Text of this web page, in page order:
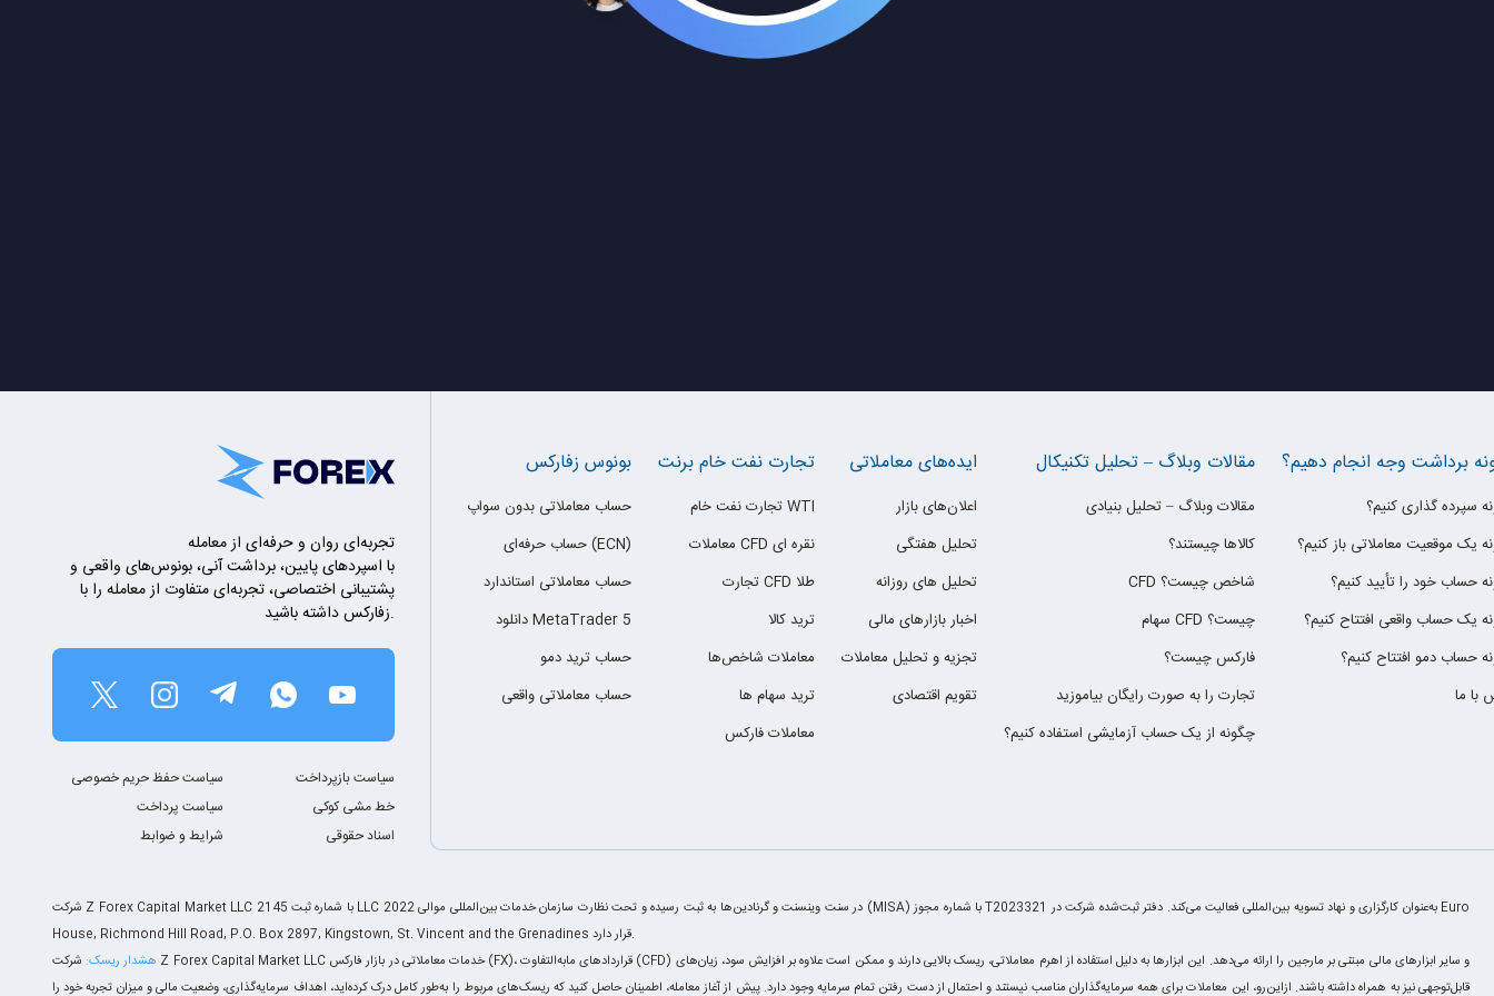
تجربه‌ای روان و حرفه‌ای از معامله
با اسپردهای پایین، برداشت آنی، بونوس‌های واقعی و
پشتیبانی اختصاصی، تجربه‌ای متفاوت از معامله را با
زفارکس داشته باشید.
سیاست حفظ حریم خصوصی
سیاست بازپرداخت
سیاست پرداخت
خط مشی کوکی
شرایط و ضوابط
اسناد حقوقی
بونوس زفارکس
حساب معاملاتی بدون سواپ
حساب حرفه‌ای (ECN)
حساب معاملاتی استاندارد
دانلود MetaTrader 5
حساب ترید دمو
حساب معاملاتی واقعی
تجارت نفت خام برنت
تجارت نفت خام WTI
معاملات CFD نقره ای
تجارت CFD طلا
ترید کالا
معاملات شاخص‌ها
ترید سهام ها
معاملات فارکس
ایده‌های معاملاتی
اعلان‌های بازار
تحلیل هفتگی
تحلیل های روزانه
اخبار بازارهای مالی
تجزیه و تحلیل معاملات
تقویم اقتصادی
مقالات وبلاگ – تحلیل تکنیکال
مقالات وبلاگ – تحلیل بنیادی
کالاها چیستند؟
CFD شاخص چیست؟
سهام CFD چیست؟
فارکس چیست؟
تجارت را به صورت رایگان بیاموزید
چگونه از یک حساب آزمایشی استفاده کنیم؟
برداشت وجه انجام دهیم؟
سپرده گذاری کنیم؟
یک موقعیت معاملاتی باز کنیم؟
حساب خود را تأیید کنیم؟
یک حساب واقعی افتتاح کنیم؟
حساب دمو افتتاح کنیم؟
با ما
شرکت Z Forex Capital Market LLC با شماره ثبت 2145 LLC 2022 در سنت وینسنت و گرنادین‌ها به ثبت رسیده و تحت نظارت سازمان خدمات بین‌المللی موالی (MISA) با شماره مجوز T2023321 به‌عنوان کارگزاری و نهاد تسویه بین‌المللی فعالیت می‌کند. دفتر ثبت‌شده شرکت در Euro
House, Richmond Hill Road, P.O. Box 2897, Kingstown, St. Vincent and the Grenadines قرار دارد.
هشدار ریسک: شرکت Z Forex Capital Market LLC خدمات معاملاتی در بازار فارکس (FX)، قراردادهای مابه‌التفاوت (CFD) و سایر ابزارهای مالی مبتنی بر مارجین را ارائه می‌دهد. این ابزارها به دلیل استفاده از اهرم معاملاتی، ریسک بالایی دارند و ممکن است علاوه بر افزایش سود، زیان‌های
قابل‌توجهی نیز به همراه داشته باشند. ازاین‌رو، این معاملات برای همه سرمایه‌گذاران مناسب نیستند و احتمال از دست رفتن تمام سرمایه وجود دارد. پیش از آغاز معامله، اطمینان حاصل کنید که ریسک‌های مربوط را به‌طور کامل درک کرده‌اید، اهداف سرمایه‌گذاری، وضعیت مالی و میزان تجربه خود را